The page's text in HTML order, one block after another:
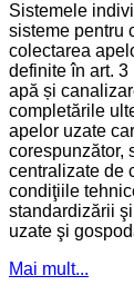
Sistemele
sisteme pentru
colectarea
definite în art.
apă și
completările
apelor uzate
corespunzător,
centralizate de
condiţiile
standardizării
uzate şi
Mai mult...